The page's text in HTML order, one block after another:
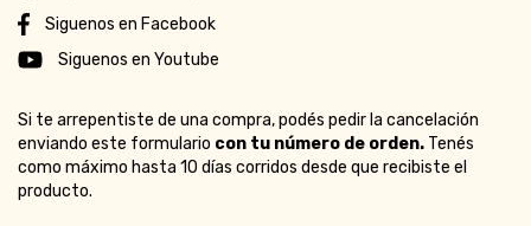
Siguenos en Facebook
Siguenos en Youtube
Si te arrepentiste de una compra, podés pedir la cancelación
enviando este formulario con tu número de orden. Tenés
como máximo hasta 10 días corridos desde que recibiste el
producto.